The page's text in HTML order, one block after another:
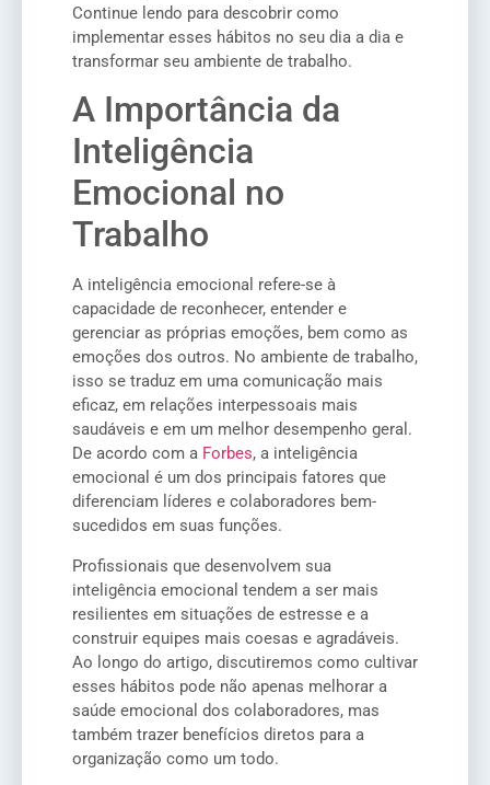
Continue lendo para descobrir como
implementar esses hábitos no seu dia a dia e
transformar seu ambiente de trabalho.
A Importância da
Inteligência
Emocional no
Trabalho
A inteligência emocional refere-se à
capacidade de reconhecer, entender e
gerenciar as próprias emoções, bem como as
emoções dos outros. No ambiente de trabalho,
isso se traduz em uma comunicação mais
eficaz, em relações interpessoais mais
saudáveis e em um melhor desempenho geral.
De acordo com a Forbes, a inteligência
emocional é um dos principais fatores que
diferenciam líderes e colaboradores bem-
sucedidos em suas funções.
Profissionais que desenvolvem sua
inteligência emocional tendem a ser mais
resilientes em situações de estresse e a
construir equipes mais coesas e agradáveis.
Ao longo do artigo, discutiremos como cultivar
esses hábitos pode não apenas melhorar a
saúde emocional dos colaboradores, mas
também trazer benefícios diretos para a
organização como um todo.